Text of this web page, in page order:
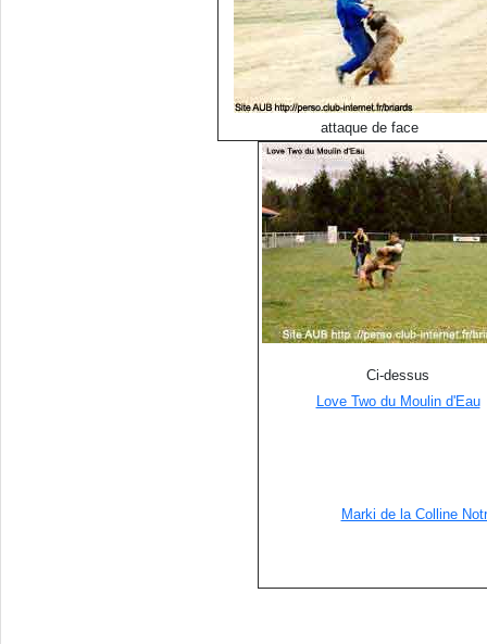
attaque de face
Ci-dessus
Love Two du Moulin d'Eau
Marki de la Colline